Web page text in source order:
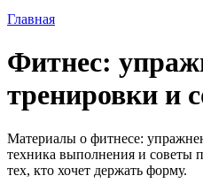
Главная
Фитнес:
тренировки и
Материалы о фитнесе:
техника выполнения и советы
тех, кто хочет держать форму.